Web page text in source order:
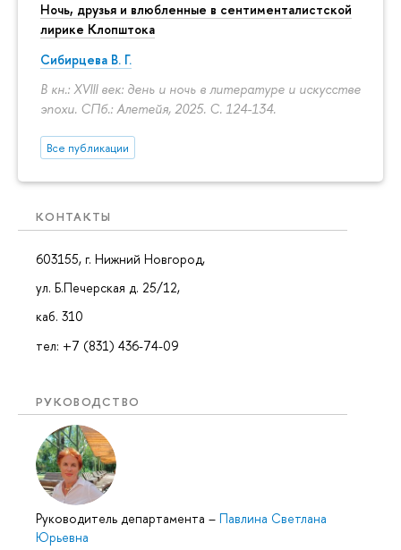
Ночь, друзья и влюбленные в сентименталистской
лирике Клопштока
Сибирцева В. Г.
В кн.: XVIII век: день и ночь в литературе и искусстве
эпохи. СПб.: Алетейя, 2025. С. 124-134.
Все публикации
КОНТАКТЫ
603155, г. Нижний Новгород,
ул. Б.Печерская д. 25/12,
каб. 310
тел: +7 (831) 436-74-09
РУКОВОДСТВО
Руководитель департамента – Павлина Светлана
Юрьевна